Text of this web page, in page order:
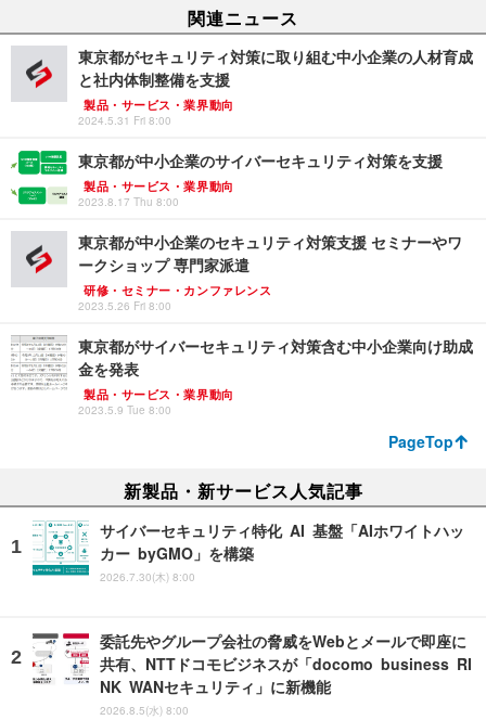
関連ニュース
東京都がセキュリティ対策に取り組む中小企業の人材育成
と社内体制整備を支援
製品・サービス・業界動向
2024.5.31 Fri 8:00
東京都が中小企業のサイバーセキュリティ対策を支援
製品・サービス・業界動向
2023.8.17 Thu 8:00
東京都が中小企業のセキュリティ対策支援 セミナーやワ
ークショップ 専門家派遣
研修・セミナー・カンファレンス
2023.5.26 Fri 8:00
東京都がサイバーセキュリティ対策含む中小企業向け助成
金を発表
製品・サービス・業界動向
2023.5.9 Tue 8:00
PageTop
新製品・新サービス人気記事
サイバーセキュリティ特化 AI 基盤「AIホワイトハッ
カー byGMO」を構築
2026.7.30(木) 8:00
委託先やグループ会社の脅威をWebとメールで即座に
共有、NTTドコモビジネスが「docomo business RI
NK WANセキュリティ」に新機能
2026.8.5(水) 8:00